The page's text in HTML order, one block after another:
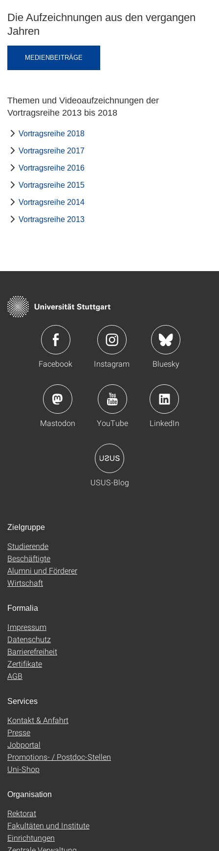
Die Aufzeichnungen aus den vergangen
Jahren
MEDIENBEITRÄGE
Themen und Videoaufzeichnungen der
Vortragsreihe 2013 bis 2018
Vortragsreihe 2018
Vortragsreihe 2017
Vortragsreihe 2016
Vortragsreihe 2015
Vortragsreihe 2014
Vortragsreihe 2013
Facebook Instagram Bluesky
Mastodon YouTube LinkedIn
USUS-Blog
Zielgruppe
Studierende
Beschäftigte
Alumni und Förderer
Wirtschaft
Formalia
Impressum
Datenschutz
Barrierefreiheit
Zertifikate
AGB
Services
Kontakt & Anfahrt
Presse
Jobportal
Promotions- / Postdoc-Stellen
Uni-Shop
Organisation
Rektorat
Fakultäten und Institute
Einrichtungen